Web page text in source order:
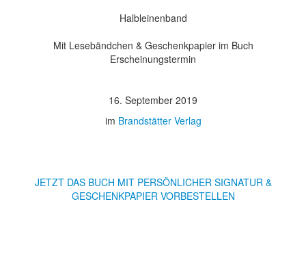
Halbleinenband
Mit Lesebändchen & Geschenkpapier im Buch
Erscheinungstermin
16. September 2019
im Brandstätter Verlag
JETZT DAS BUCH MIT PERSÖNLICHER SIGNATUR &
GESCHENKPAPIER VORBESTELLEN